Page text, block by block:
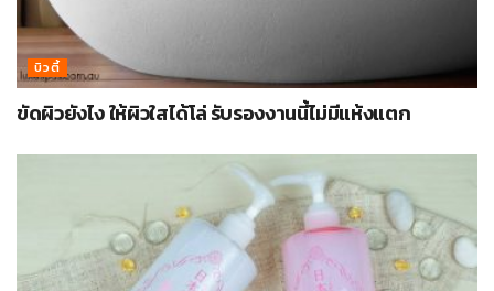
บิวตี้
ขัดผิวยังไง ให้ผิวใสได้โล่ รับรองงานนี้ไม่มีแห้งแตก